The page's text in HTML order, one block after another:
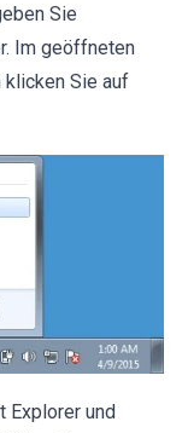
Sie
Im geöffneten
klicken Sie auf
Explorer und